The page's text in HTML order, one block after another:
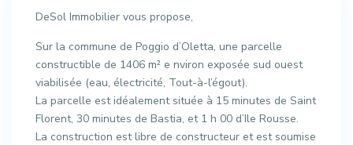
DeSol Immobilier vous propose,
Sur la commune de Poggio d’Oletta, une parcelle
constructible de 1406 m² e nviron exposée sud ouest
viabilisée (eau, électricité, Tout-à-l’égout).
La parcelle est idéalement située à 15 minutes de Saint
Florent, 30 minutes de Bastia, et 1 h 00 d’Ile Rousse.
La construction est libre de constructeur et est soumise